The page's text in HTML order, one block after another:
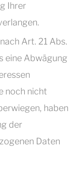
Ihrer
Art. 21 Abs.
eine Abwägung
noch nicht
haben
der
Daten